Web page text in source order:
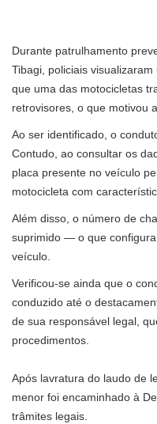
Durante patrulhamento
Tibagi, policiais
que uma das motocicletas
retrovisores, o que motivou
Ao ser identificado, o
Contudo, ao consultar os
placa presente no veículo
motocicleta com
Além disso, o número de
suprimido — o que
veículo.
Verificou-se ainda que o
conduzido até o
de sua responsável legal,
procedimentos.
Após lavratura do laudo de
menor foi encaminhado à
trâmites legais.